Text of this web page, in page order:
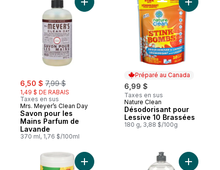
sale:
6,50 $ , formerly:
7,99 $
1,49 $ DE RABAIS
Taxes en sus
Mrs. Meyer’s Clean Day
Savon pour les
Mains Parfum de
Lavande
370 ml, 1,76 $/100ml
Ajouter Savon pour les Mains Parfum de
Préparé au Canada
6,99 $
Taxes en sus
Préparé au Canada
Nature Clean
Désodorisant pour
Lessive 10 Brassées
180 g, 3,88 $/100g
Ajouter
Ajouter Green works serviettes Ajouter